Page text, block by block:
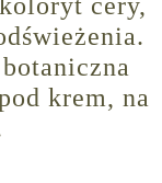
krem, na